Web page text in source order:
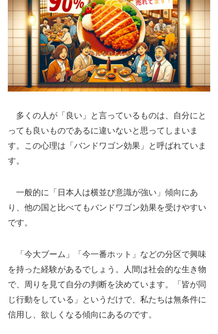
多くの人が「良い」と言っているものは、自分にと
っても良いものであるに違いないと思ってしまいま
す。この心理は「バンドワゴン効果」と呼ばれていま
す。
一般的に「日本人は横並び意識が強い」傾向にあ
り、他の国と比べてもバンドワゴン効果を受けやすい
です。
「今大ブーム」「今一番ホット」などの分区で興味
を持った経験があるでしょう。人間は社会的な生き物
で、周りを見て自分の判断を決めています。「皆が同
じ行動をしている」というだけで、私たちは無条件に
信用し、欲しくなる傾向にあるのです。